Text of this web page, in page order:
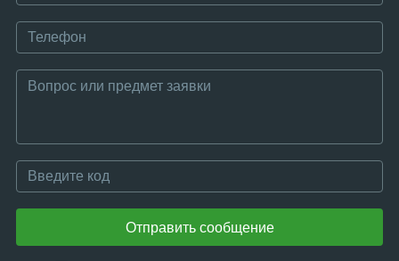
Отправить сообщение